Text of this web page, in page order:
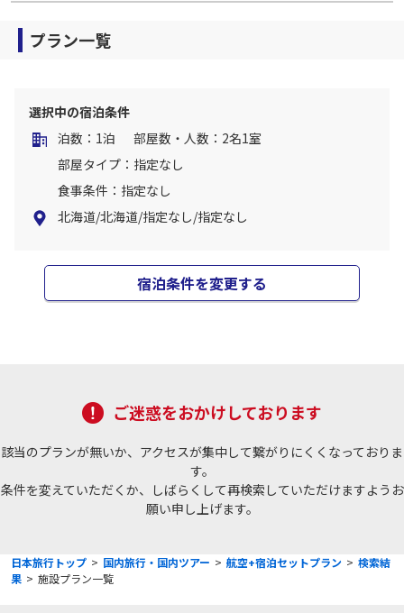
プラン一覧
選択中の宿泊条件
泊数：1泊
部屋数・人数：2名1室
部屋タイプ：指定なし
食事条件：指定なし
北海道/北海道/指定なし/指定なし
宿泊条件を変更する
ご迷惑をおかけしております
該当のプランが無いか、アクセスが集中して繋がりにくくなっておりま
す。
条件を変えていただくか、しばらくして再検索していただけますようお
願い申し上げます。
日本旅行トップ > 国内旅行・国内ツアー > 航空+宿泊セットプラン > 検索結
果 > 施設プラン一覧